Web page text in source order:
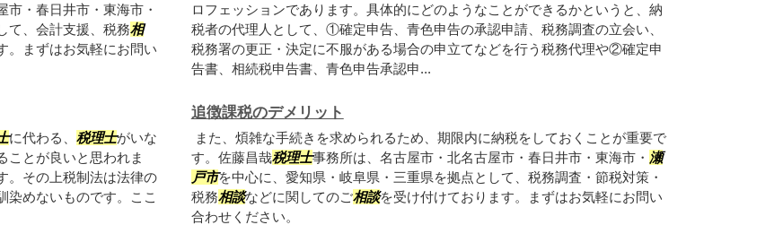
市・春日井市・東海市・
て、会計支援、税務相
。まずはお気軽にお問い
ロフェッションであります。具体的にどのようなことができるかというと、納
税者の代理人として、①確定申告、青色申告の承認申請、税務調査の立会い、
税務署の更正・決定に不服がある場合の申立てなどを行う税務代理や②確定申
告書、相続税申告書、青色申告承認申...
に代わる、 税理士がいな
ことが良いと思われま
。その上税制法は法律の
染めないものです。ここ
追徴課税のデメリット
また、煩雑な手続きを求められるため、期限内に納税をしておくことが重要で
す。佐藤昌哉税理士事務所は、名古屋市・北名古屋市・春日井市・東海市・ 瀬
戸市を中心に、愛知県・岐阜県・三重県を拠点として、税務調査・節税対策・
税務相談などに関してのご相談を受け付けております。まずはお気軽にお問い
合わせください。